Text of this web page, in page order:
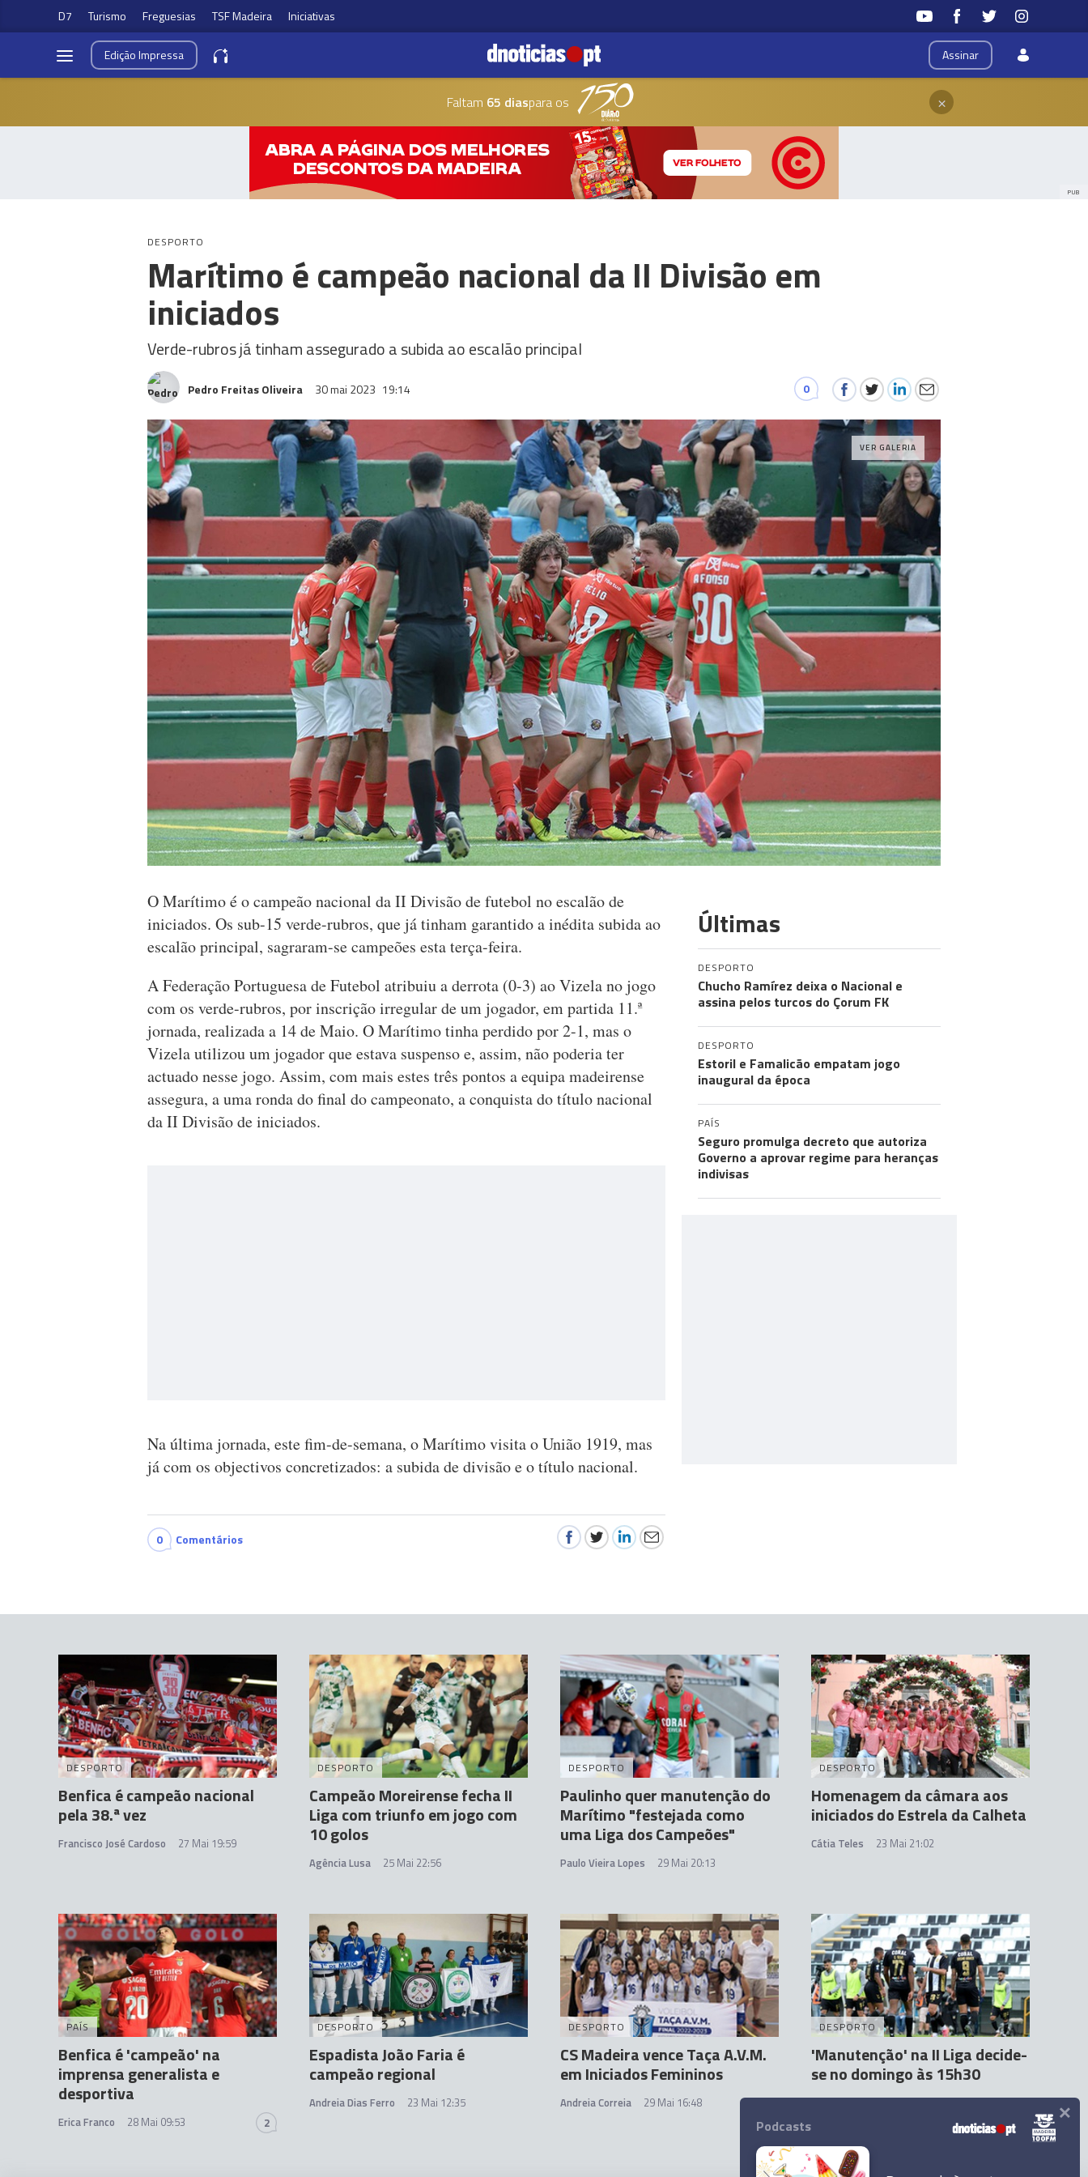
D7 Turismo Freguesias TSF Madeira Iniciativas
Assinar
EdiçãoImpressa
Faltam 65 diaspara os ×
PUB
DESPORTO
Marítimo é campeão nacional da II Divisão em
iniciados
Verde-rubros já tinham assegurado a subida ao escalão principal
Pedro Freitas Oliveira 30 mai 2023 19:14 0
VER GALERIA
O Marítimo é o campeão nacional da II Divisão de futebol no escalão de
iniciados. Os sub-15 verde-rubros, que já tinham garantido a inédita subida ao
escalão principal, sagraram-se campeões esta terça-feira.
A Federação Portuguesa de Futebol atribuiu a derrota (0-3) ao Vizela no jogo
com os verde-rubros, por inscrição irregular de um jogador, em partida 11.ª
jornada, realizada a 14 de Maio. O Marítimo tinha perdido por 2-1, mas o
Vizela utilizou um jogador que estava suspenso e, assim, não poderia ter
actuado nesse jogo. Assim, com mais estes três pontos a equipa madeirense
assegura, a uma ronda do final do campeonato, a conquista do título nacional
da II Divisão de iniciados.
Na última jornada, este fim-de-semana, o Marítimo visita o União 1919, mas
já com os objectivos concretizados: a subida de divisão e o título nacional.
0 Comentários
Últimas
DESPORTO
Chucho Ramírez deixa o Nacional e
assina pelos turcos do Çorum FK
DESPORTO
Estoril e Famalicão empatam jogo
inaugural da época
PAÍS
Seguro promulga decreto que autoriza
Governo a aprovar regime para heranças
indivisas
DESPORTO
Benfica é campeão nacional
pela 38.ª vez
Francisco José Cardoso 27 Mai 19:59
DESPORTO
Campeão Moreirense fecha II
Liga com triunfo em jogo com
10 golos
Agência Lusa 25 Mai 22:56
DESPORTO
Paulinho quer manutenção do
Marítimo "festejada como
uma Liga dos Campeões"
Paulo Vieira Lopes 29 Mai 20:13
DESPORTO
Homenagem da câmara aos
iniciados do Estrela da Calheta
Cátia Teles 23 Mai 21:02
PAÍS
Benfica é 'campeão' na
imprensa generalista e
desportiva
Erica Franco 28 Mai 09:53 2
DESPORTO
Espadista João Faria é
campeão regional
Andreia Dias Ferro 23 Mai 12:35
DESPORTO
CS Madeira vence Taça A.V.M.
em Iniciados Femininos
Andreia Correia 29 Mai 16:48
DESPORTO
'Manutenção' na II Liga decide-
se no domingo às 15h30
Paulo Vieira Lopes 23 Mai 15:15
Podcasts ×